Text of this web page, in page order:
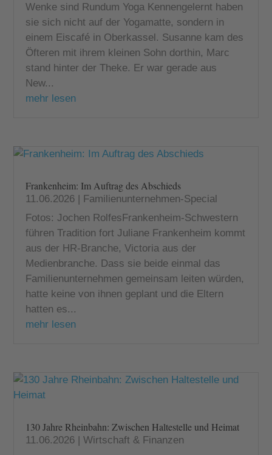
Wenke sind Rundum Yoga Kennengelernt haben
sie sich nicht auf der Yogamatte, sondern in
einem Eiscafé in Oberkassel. Susanne kam des
Öfteren mit ihrem kleinen Sohn dorthin, Marc
stand hinter der Theke. Er war gerade aus
New...
mehr lesen
Frankenheim: Im Auftrag des Abschieds
11.06.2026 | Familienunternehmen-Special
Fotos: Jochen RolfesFrankenheim-Schwestern
führen Tradition fort Juliane Frankenheim kommt
aus der HR-Branche, Victoria aus der
Medienbranche. Dass sie beide einmal das
Familienunternehmen gemeinsam leiten würden,
hatte keine von ihnen geplant und die Eltern
hatten es...
mehr lesen
130 Jahre Rheinbahn: Zwischen Haltestelle und Heimat
11.06.2026 |Wirtschaft & Finanzen